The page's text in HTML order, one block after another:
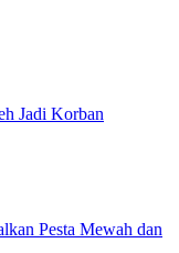
Jadi Korban
Pesta Mewah dan